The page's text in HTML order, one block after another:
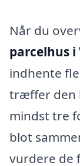
Når du
parcelhus
indhente
træffer den
mindst tre
blot
vurdere de